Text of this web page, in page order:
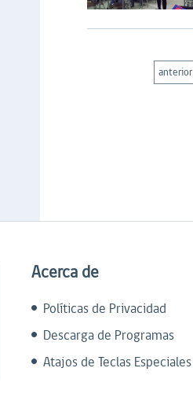
anterior
Acerca de
Políticas de Privacidad
Descarga de Programas
Atajos de Teclas Especiales